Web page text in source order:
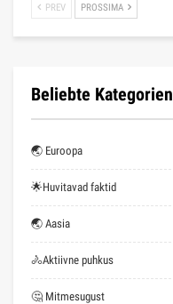
PREV PROSSIMA
Beliebte Kategorien
🌏 Euroopa
🌟Huvitavad faktid
🌏 Aasia
🚴Aktiivne puhkus
🤔 Mitmesugust